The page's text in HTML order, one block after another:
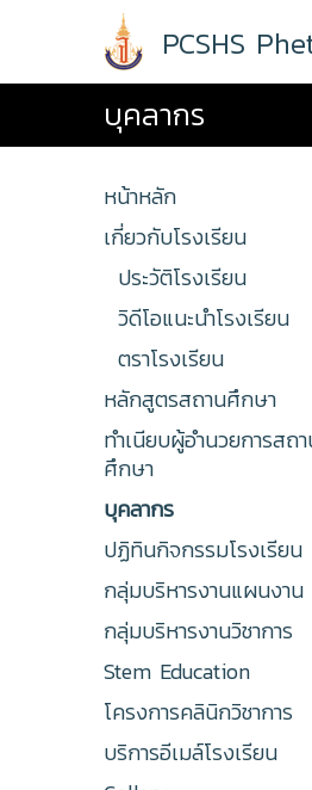
PCSHS
บุคลากร
หน้าหลัก
เกี่ยวกับโรงเรียน
ประวัติโรงเรียน
วิดีโอแนะนำโรงเรียน
ตราโรงเรียน
หลักสูตรสถานศึกษา
ทำเนียบผู้อำนวยการสถ
ศึกษา
บุคลากร
ปฏิทินกิจกรรมโรงเรียน
กลุ่มบริหารงานแผนงาน
กลุ่มบริหารงานวิชาการ
Stem Education
โครงการคลินิกวิชาการ
บริการอีเมล์โรงเรียน